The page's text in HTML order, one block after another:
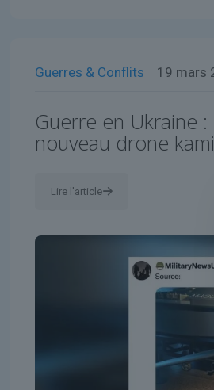
Guerres & Conflits 19 mars
Guerre en Ukraine
nouveau drone
Lire l'article